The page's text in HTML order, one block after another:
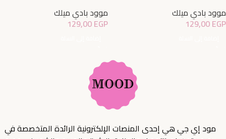
موود بادي ميلك
129,00EGP
موود بادي ميلك
129,00EGP
مود إي جي هي إحدى المنصات الإلكترونية الرائدة المتخصصة في